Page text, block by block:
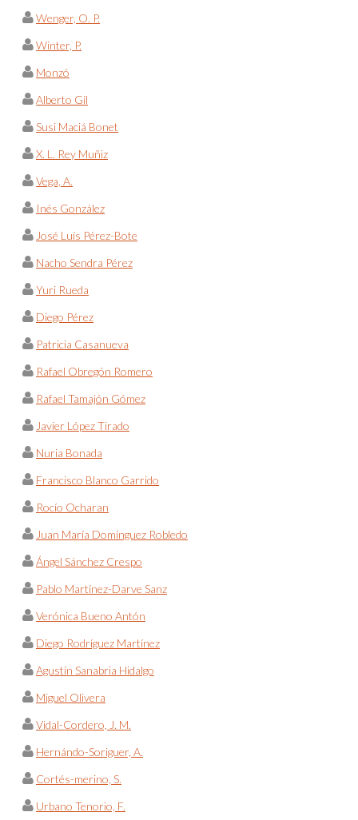
Wenger, O. P.
Winter, P.
Monzó
Alberto Gil
Susi Maciá Bonet
X. L. Rey Muñiz
Vega, A.
Inés González
José Luís Pérez-Bote
Nacho Sendra Pérez
Yuri Rueda
Diego Pérez
Patricia Casanueva
Rafael Obregón Romero
Rafael Tamajón Gómez
Javier López Tirado
Nuria Bonada
Francisco Blanco Garrido
Rocío Ocharan
Juan María Domínguez Robledo
Ángel Sánchez Crespo
Pablo Martínez-Darve Sanz
Verónica Bueno Antón
Diego Rodríguez Martínez
Agustín Sanabria Hidalgo
Miguel Olivera
Vidal-Cordero, J. M.
Hernándo-Soriguer, A.
Cortés-merino, S.
Urbano Tenorio, F.